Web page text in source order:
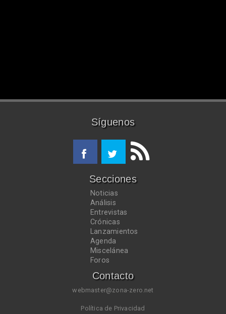
Síguenos
Secciones
Noticias
Análisis
Entrevistas
Crónicas
Lanzamientos
Agenda
Miscelánea
Foros
Contacto
webmaster@zona-zero.net
Política de Privacidad